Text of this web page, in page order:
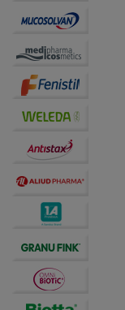
unserer
Website weiter
Drittseiten
Bitte beachten
Dritte wie z.B.
übertragen